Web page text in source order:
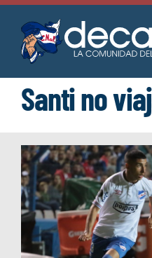
Saltar
contenido
Santi no